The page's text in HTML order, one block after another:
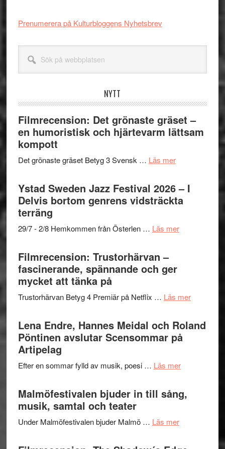
Prenumerera på Kulturbloggens Nyhetsbrev
webbplatsen
NYTT
Filmrecension: Det grönaste gräset –
en humoristisk och hjärtevarm lättsam
kompott
Det grönaste gräset Betyg 3 Svensk … Läs merom
Det
grönaste
gräset
en
hjärtevarm
Ystad Sweden Jazz Festival 2026 – I
Delvis bortom genrens vidsträckta
terräng
29/7 - 2/8 Hemkommen från Österlen … Läs merom
–
Delvis
bortom
terräng
Filmrecension: Trustorhärvan –
fascinerande, spännande och ger
mycket att tänka på
Trustorhärvan Betyg 4 Premiär på Netflix … Läs merom
–
Lena Endre, Hannes Meidal och Roland
Pöntinen avslutar Scensommar på
Artipelag
Efter en sommar fylld av musik, poesi … Läs merom
Hannes
Malmöfestivalen bjuder in till sång,
musik, samtal och teater
Under Malmöfestivalen bjuder Malmö … Läs merom